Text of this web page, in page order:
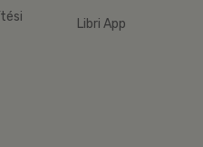
Libri App